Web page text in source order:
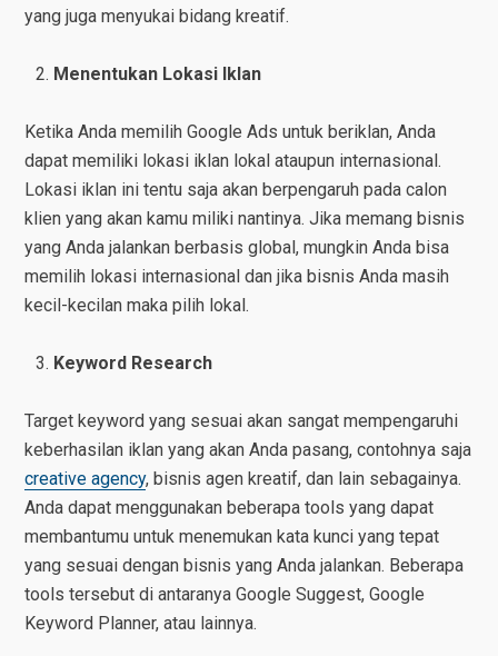
yang juga menyukai bidang kreatif.
Menentukan Lokasi Iklan
Ketika Anda memilih Google Ads untuk beriklan, Anda
dapat memiliki lokasi iklan lokal ataupun internasional.
Lokasi iklan ini tentu saja akan berpengaruh pada calon
klien yang akan kamu miliki nantinya. Jika memang bisnis
yang Anda jalankan berbasis global, mungkin Anda bisa
memilih lokasi internasional dan jika bisnis Anda masih
kecil-kecilan maka pilih lokal.
Keyword Research
Target keyword yang sesuai akan sangat mempengaruhi
keberhasilan iklan yang akan Anda pasang, contohnya saja
creative agency, bisnis agen kreatif, dan lain sebagainya.
Anda dapat menggunakan beberapa tools yang dapat
membantumu untuk menemukan kata kunci yang tepat
yang sesuai dengan bisnis yang Anda jalankan. Beberapa
tools tersebut di antaranya Google Suggest, Google
Keyword Planner, atau lainnya.